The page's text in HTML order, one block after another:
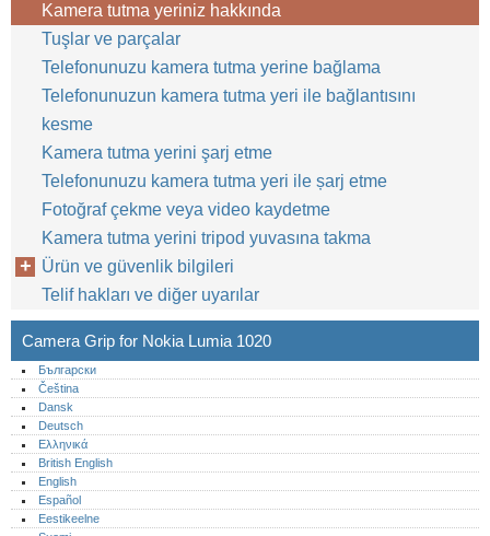
Kamera tutma yeriniz hakkında
Tuşlar ve parçalar
Telefonunuzu kamera tutma yerine bağlama
Telefonunuzun kamera tutma yeri ile bağlantısını
kesme
Kamera tutma yerini şarj etme
Telefonunuzu kamera tutma yeri ile șarj etme
Fotoğraf çekme veya video kaydetme
Kamera tutma yerini tripod yuvasına takma
Ürün ve güvenlik bilgileri
Telif hakları ve diğer uyarılar
Camera Grip for Nokia Lumia 1020
Български
Čeština
Dansk
Deutsch
Ελληνικά
British English
English
Español
Eestikeelne